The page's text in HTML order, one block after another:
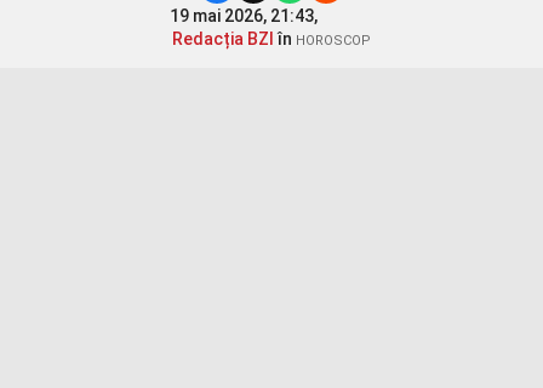
19 mai 2026, 21:43,
Redacția BZI în HOROSCOP